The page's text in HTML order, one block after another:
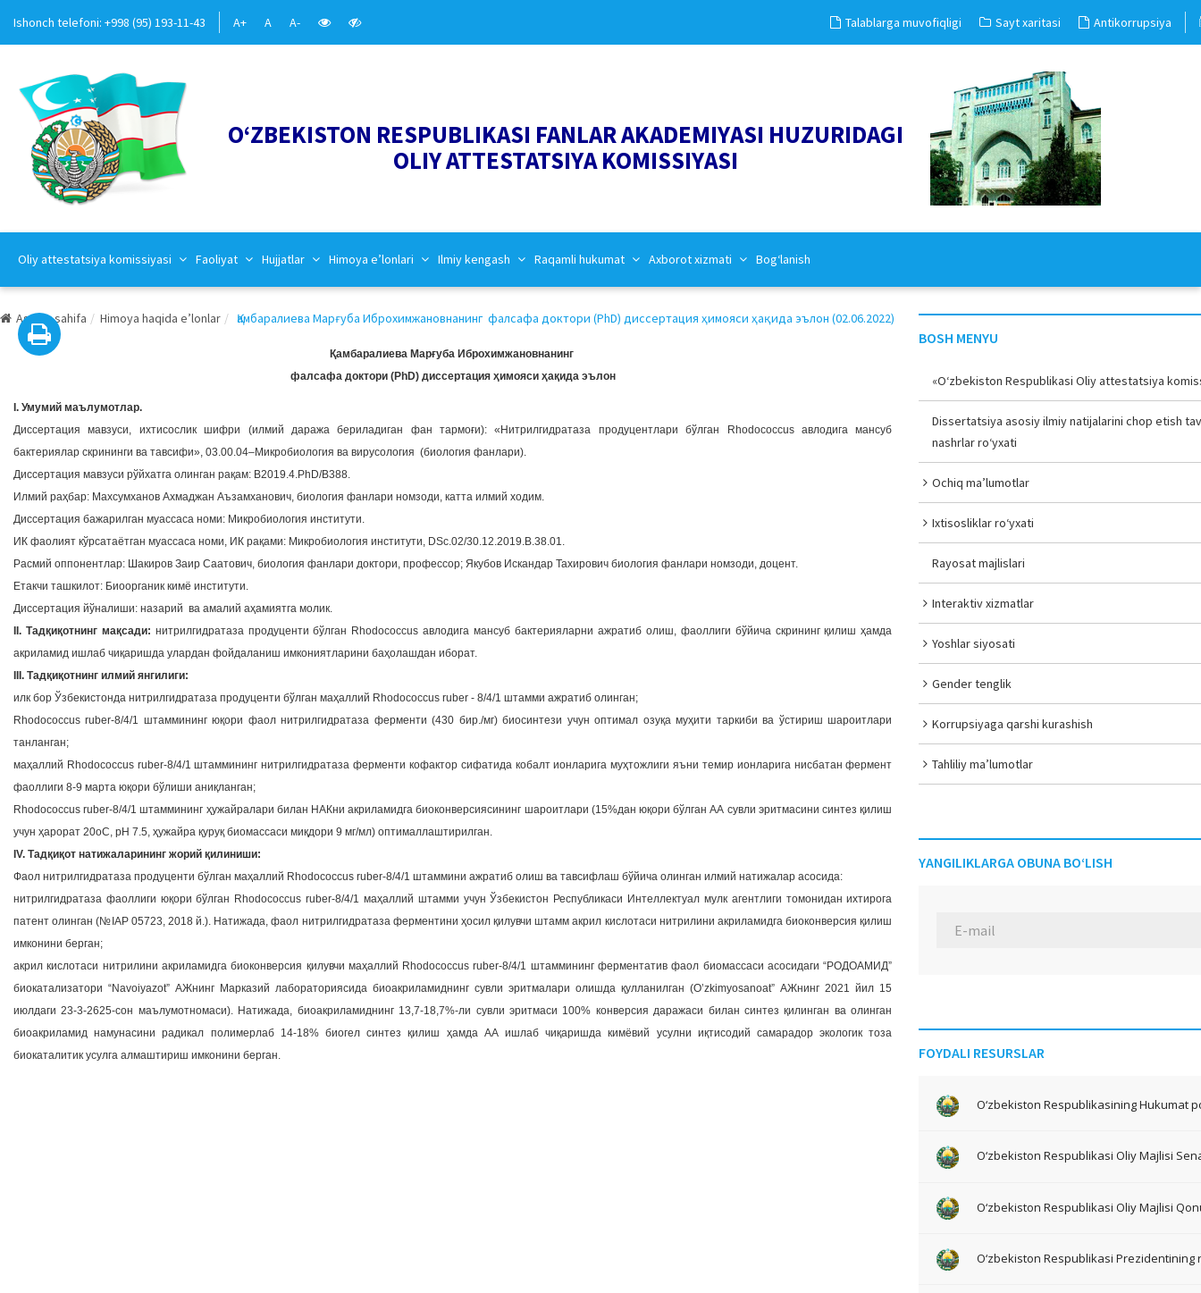
Ishonch telefoni: +998 (95) 193-11-43 A+ A A- Talablarga muvofiqligi Sayt xaritasi Antikorrupsiya
O‘ZBEKISTON RESPUBLIKASI FANLAR AKADEMIYASI HUZURIDAGI
OLIY ATTESTATSIYA KOMISSIYASI
Oliy attestatsiya komissiyasi Faoliyat Hujjatlar Himoya e’lonlari Ilmiy kengash Raqamli hukumat Axborot xizmati Bog‘lanish
Asosiy sahifa Himoya haqida e’lonlar Қамбаралиева Марғуба Иброхимжановнанинг фалсафа доктори (PhD) диссертация ҳимояси ҳақида эълон (02.06.2022)
Қамбаралиева Марғуба Иброхимжановнанинг
фалсафа доктори (PhD) диссертация ҳимояси ҳақида эълон
I. Умумий маълумотлар.
Диссертация мавзуси, ихтисослик шифри (илмий даража бериладиган фан тармоғи): «Нитрилгидратаза продуцентлари бўлган Rhodococcus авлодига мансуб
бактериялар скрининги ва тавсифи», 03.00.04–Микробиология ва вирусология (биология фанлари).
Диссертация мавзуси рўйхатга олинган рақам: B2019.4.PhD/В388.
Илмий раҳбар: Махсумханов Ахмаджан Аъзамханович, биология фанлари номзоди, катта илмий ходим.
Диссертация бажарилган муассаса номи: Микробиология институти.
ИК фаолият кўрсатаётган муассаса номи, ИК рақами: Микробиология институти, DSc.02/30.12.2019.В.38.01.
Расмий оппонентлар: Шакиров Заир Саатович, биология фанлари доктори, профессор; Якубов Искандар Тахирович биология фанлари номзоди, доцент.
Етакчи ташкилот: Биоорганик кимё институти.
Диссертация йўналиши: назарий ва амалий аҳамиятга молик.
II. Тадқиқотнинг мақсади: нитрилгидратаза продуценти бўлган Rhodococcus авлодига мансуб бактерияларни ажратиб олиш, фаоллиги бўйича скрининг қилиш ҳамда
акриламид ишлаб чиқаришда улардан фойдаланиш имкониятларини баҳолашдан иборат.
III. Тадқиқотнинг илмий янгилиги:
илк бор Ўзбекистонда нитрилгидратаза продуценти бўлган маҳаллий Rhodococcus ruber - 8/4/1 штамми ажратиб олинган;
Rhodococcus ruber-8/4/1 штаммининг юқори фаол нитрилгидратаза ферменти (430 бир./мг) биосинтези учун оптимал озуқа муҳити таркиби ва ўстириш шароитлари
танланган;
маҳаллий Rhodococcus ruber-8/4/1 штаммининг нитрилгидратаза ферменти кофактор сифатида кобалт ионларига муҳтожлиги яъни темир ионларига нисбатан фермент
фаоллиги 8-9 марта юқори бўлиши аниқланган;
Rhodococcus ruber-8/4/1 штаммининг ҳужайралари билан НАКни акриламидга биоконверсиясининг шароитлари (15%дан юқори бўлган АА сувли эритмасини синтез қилиш
учун ҳарорат 20оС, рН 7.5, ҳужайра қуруқ биомассаси миқдори 9 мг/мл) оптималлаштирилган.
IV. Тадқиқот натижаларининг жорий қилиниши:
Фаол нитрилгидратаза продуценти бўлган маҳаллий Rhodococcus ruber-8/4/1 штаммини ажратиб олиш ва тавсифлаш бўйича олинган илмий натижалар асосида:
нитрилгидратаза фаоллиги юқори бўлган Rhodococcus ruber-8/4/1 маҳаллий штамми учун Ўзбекистон Республикаси Интеллектуал мулк агентлиги томонидан ихтирога
патент олинган (№IAP 05723, 2018 й.). Натижада, фаол нитрилгидратаза ферментини ҳосил қилувчи штамм акрил кислотаси нитрилини акриламидга биоконверсия қилиш
имконини берган;
акрил кислотаси нитрилини акриламидга биоконверсия қилувчи маҳаллий Rhodococcus ruber-8/4/1 штаммининг ферментатив фаол биомассаси асосидаги “РОДОАМИД”
биокатализатори “Navoiyazot” АЖнинг Марказий лабораториясида биоакриламиднинг сувли эритмалари олишда қулланилган (O’zkimyosanoat” АЖнинг 2021 йил 15
июлдаги 23-3-2625-сон маълумотномаси). Натижада, биоакриламиднинг 13,7-18,7%-ли сувли эритмаси 100% конверсия даражаси билан синтез қилинган ва олинган
биоакриламид намунасини радикал полимерлаб 14-18% биогел синтез қилиш ҳамда АА ишлаб чиқаришда кимёвий усулни иқтисодий самарадор экологик тоза
биокаталитик усулга алмаштириш имконини берган.
BOSH MENYU
«O‘zbekiston Respublikasi Oliy attestatsiya
Dissertatsiya asosiy ilmiy natijalarini chop etish
nashrlar ro‘yxati
Ochiq ma’lumotlar
Ixtisosliklar ro‘yxati
Rayosat majlislari
Interaktiv xizmatlar
Yoshlar siyosati
Gender tenglik
Korrupsiyaga qarshi kurashish
Tahliliy ma’lumotlar
YANGILIKLARGA OBUNA BO‘LISH
FOYDALI RESURSLAR
O‘zbekiston Respublikasining Hukumat
O‘zbekiston Respublikasi Oliy Majlisi
O‘zbekiston Respublikasi Oliy Majlisi
O‘zbekiston Respublikasi Prezidentining